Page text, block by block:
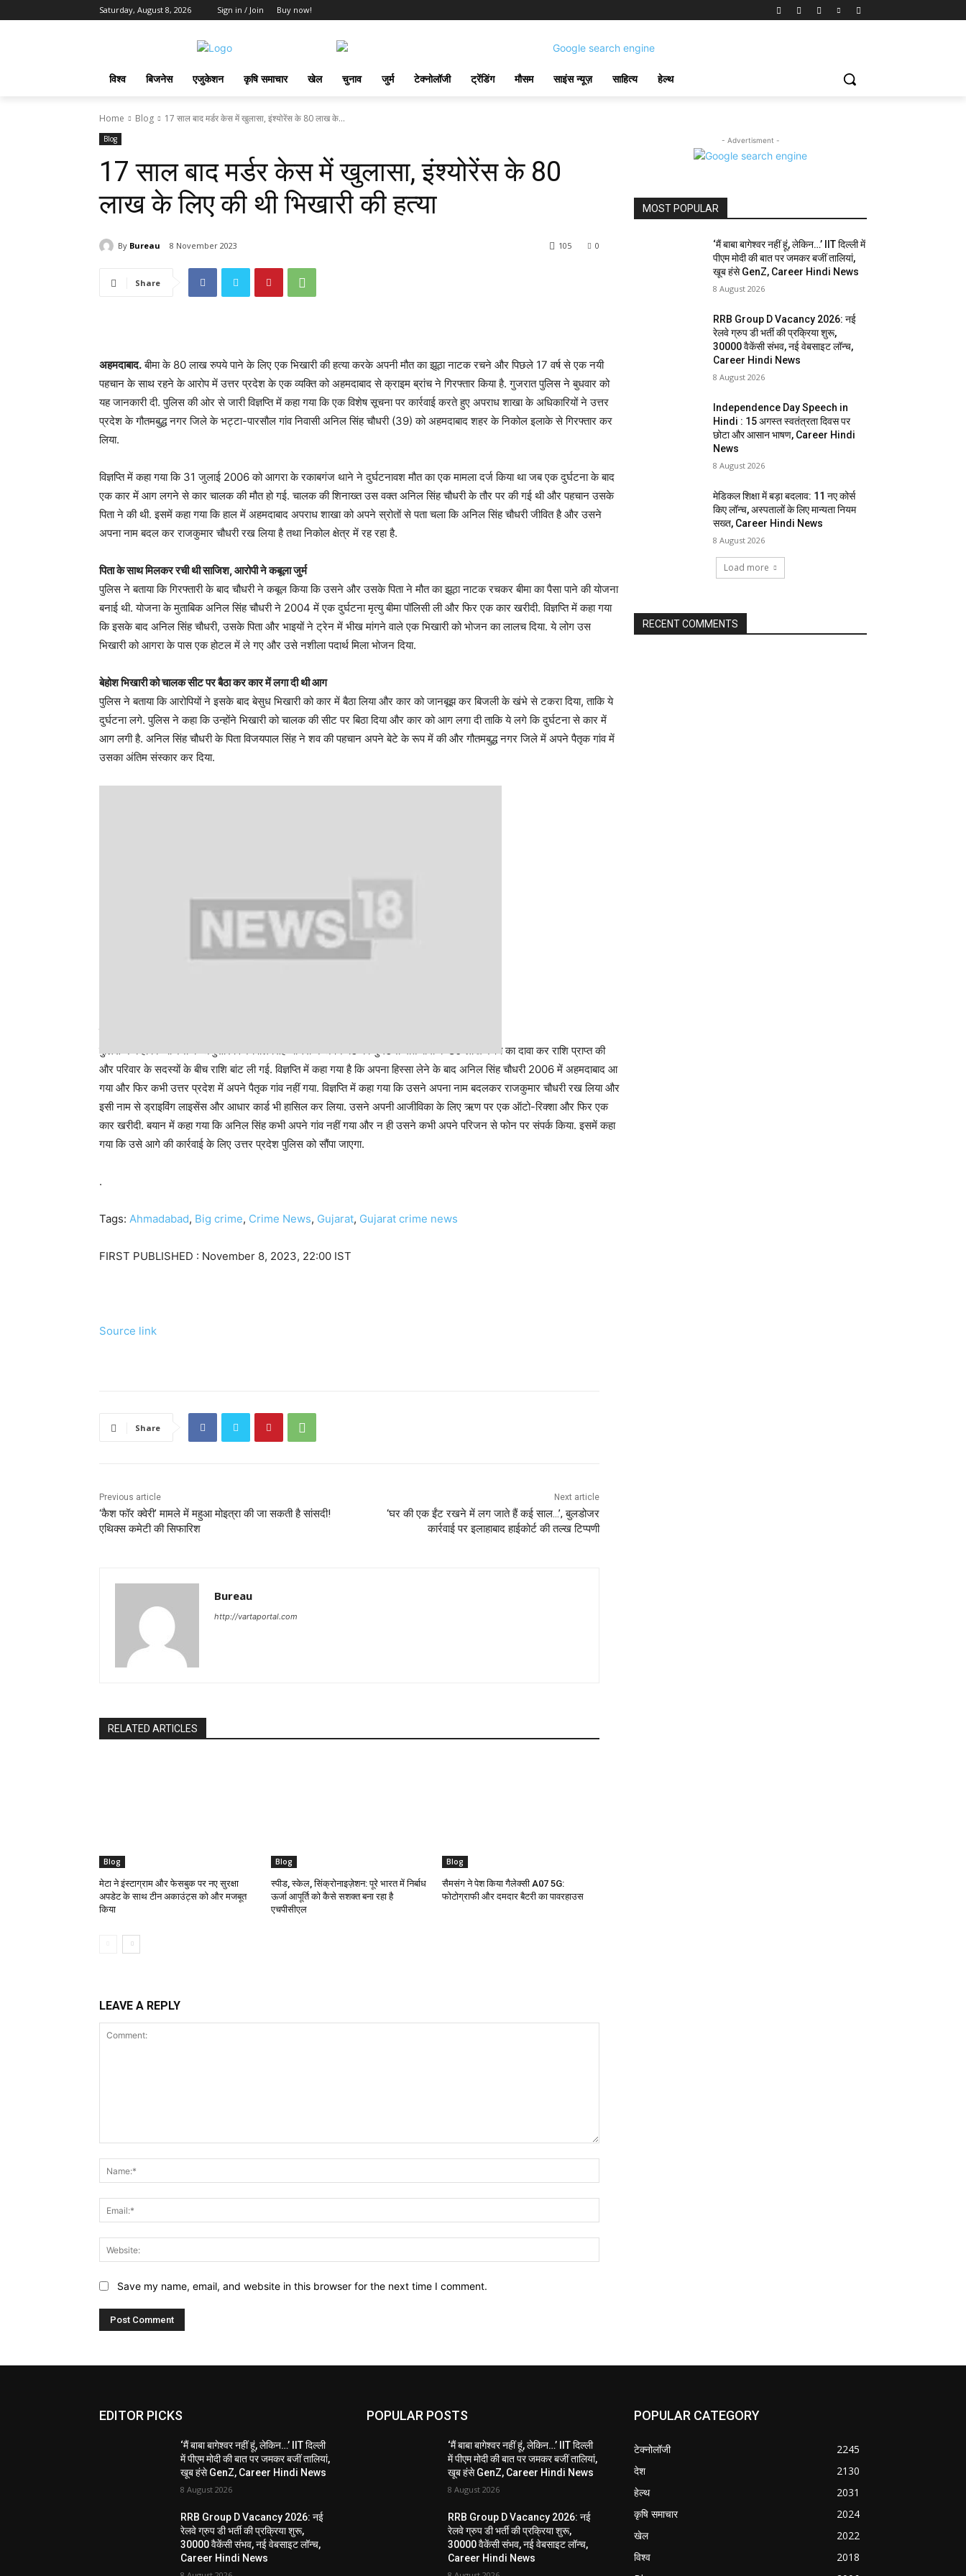
Saturday, August 8, 2026 Sign in / Join Buy now!
विश्व बिजनेस एजुकेशन कृषि समाचार खेल चुनाव जुर्म टेक्नोलॉजी ट्रेंडिंग मौसम साइंस न्यूज़ साहित्य हेल्थ
Home Blog 17 साल बाद मर्डर केस में खुलासा, इंश्योरेंस के 80 लाख के...
Blog
17 साल बाद मर्डर केस में खुलासा, इंश्योरेंस के 80
लाख के लिए की थी भिखारी की हत्‍या
By Bureau 8 November 2023 0
105
Share
अहमदाबाद.बीमा के 80 लाख रुपये पाने के लिए एक भिखारी की हत्या करके अपनी मौत का झूठा नाटक रचने और पिछले 17 वर्ष से एक नयी
पहचान के साथ रहने के आरोप में उत्तर प्रदेश के एक व्यक्ति को अहमदाबाद से क्राइम ब्रांच ने गिरफ्तार किया है. गुजरात पुलिस ने बुधवार को
यह जानकारी दी. पुलिस की ओर से जारी विज्ञप्ति में कहा गया कि एक विशेष सूचना पर कार्रवाई करते हुए अपराध शाखा के अधिकारियों ने उत्तर
प्रदेश के गौतमबुद्ध नगर जिले के भट्टा-पारसौल गांव निवासी अनिल सिंह चौधरी (39) को अहमदाबाद शहर के निकोल इलाके से गिरफ्तार कर
लिया.
विज्ञप्ति में कहा गया कि 31 जुलाई 2006 को आगरा के रकाबगंज थाने ने दुर्घटनावश मौत का एक मामला दर्ज किया था जब एक दुर्घटना के बाद
एक कार में आग लगने से कार चालक की मौत हो गई. चालक की शिनाख्त उस वक्त अनिल सिंह चौधरी के तौर पर की गई थी और पहचान उसके
पिता ने की थी. इसमें कहा गया कि हाल में अहमदाबाद अपराध शाखा को अपने स्रोतों से पता चला कि अनिल सिंह चौधरी जीवित है और उसने
अपना नाम बदल कर राजकुमार चौधरी रख लिया है तथा निकोल क्षेत्र में रह रहा है.
पिता के साथ मिलकर रची थी साजिश, आरोपी ने कबूला जुर्म
पुलिस ने बताया कि गिरफ्तारी के बाद चौधरी ने कबूल किया कि उसने और उसके पिता ने मौत का झूठा नाटक रचकर बीमा का पैसा पाने की योजना
बनाई थी. योजना के मुताबिक अनिल सिंह चौधरी ने 2004 में एक दुर्घटना मृत्यु बीमा पॉलिसी ली और फिर एक कार खरीदी. विज्ञप्ति में कहा गया
कि इसके बाद अनिल सिंह चौधरी, उसके पिता और भाइयों ने ट्रेन में भीख मांगने वाले एक भिखारी को भोजन का लालच दिया. ये लोग उस
भिखारी को आगरा के पास एक होटल में ले गए और उसे नशीला पदार्थ मिला भोजन दिया.
बेहोश भिखारी को चालक सीट पर बैठा कर कार में लगा दी थी आग
पुलिस ने बताया कि आरोपियों ने इसके बाद बेसुध भिखारी को कार में बैठा लिया और कार को जानबूझ कर बिजली के खंभे से टकरा दिया, ताकि ये
दुर्घटना लगे. पुलिस ने कहा कि उन्होंने भिखारी को चालक की सीट पर बिठा दिया और कार को आग लगा दी ताकि ये लगे कि दुर्घटना से कार में
आग लगी है. अनिल सिंह चौधरी के पिता विजयपाल सिंह ने शव की पहचान अपने बेटे के रूप में की और गौतमबुद्ध नगर जिले में अपने पैतृक गांव में
उसका अंतिम संस्कार कर दिया.
पुलिस ने कहा कि योजना के अनुसार विजयपाल सिंह चौधरी ने अपने बेटे की दुर्घटना मौत बीमा के 80 लाख रुपये का दावा कर राशि प्राप्त की
और परिवार के सदस्यों के बीच राशि बांट ली गई. विज्ञप्ति में कहा गया है कि अपना हिस्सा लेने के बाद अनिल सिंह चौधरी 2006 में अहमदाबाद आ
गया और फिर कभी उत्तर प्रदेश में अपने पैतृक गांव नहीं गया. विज्ञप्ति में कहा गया कि उसने अपना नाम बदलकर राजकुमार चौधरी रख लिया और
इसी नाम से ड्राइविंग लाइसेंस और आधार कार्ड भी हासिल कर लिया. उसने अपनी आजीविका के लिए ऋण पर एक ऑटो-रिक्शा और फिर एक
कार खरीदी. बयान में कहा गया कि अनिल सिंह कभी अपने गांव नहीं गया और न ही उसने कभी अपने परिजन से फोन पर संपर्क किया. इसमें कहा
गया कि उसे आगे की कार्रवाई के लिए उत्तर प्रदेश पुलिस को सौंपा जाएगा.
.
Tags: Ahmadabad, Big crime, Crime News, Gujarat, Gujarat crime news
FIRST PUBLISHED : November 8, 2023, 22:00 IST
Source link
Share
Previous article
‘कैश फॉर क्वेरी’ मामले में महुआ मोइत्रा की जा सकती है सांसदी!
एथिक्स कमेटी की सिफारिश
Next article
‘घर की एक ईंट रखने में लग जाते हैं कई साल…’, बुलडोजर
कार्रवाई पर इलाहाबाद हाईकोर्ट की तल्‍ख टिप्पणी
Bureau
http://vartaportal.com
RELATED ARTICLES
Blog
मेटा ने इंस्टाग्राम और फेसबुक पर नए सुरक्षा
अपडेट के साथ टीन अकाउंट्स को और मजबूत
किया
Blog
स्पीड, स्केल, सिंक्रोनाइज़ेशन: पूरे भारत में निर्बाध
ऊर्जा आपूर्ति को कैसे सशक्त बना रहा है
एचपीसीएल
Blog
सैमसंग ने पेश किया गैलेक्सी A07 5G:
फोटोग्राफी और दमदार बैटरी का पावरहाउस
LEAVE A REPLY
Save my name, email, and website in this browser for the next time I comment.
- Advertisment -
MOST POPULAR
‘मैं बाबा बागेश्वर नहीं हूं, लेकिन…’ IIT दिल्ली में
पीएम मोदी की बात पर जमकर बजीं तालियां,
खूब हंसे GenZ, Career Hindi News
8 August 2026
RRB Group D Vacancy 2026: नई
रेलवे ग्रुप डी भर्ती की प्रक्रिया शुरू,
30000 वैकेंसी संभव, नई वेबसाइट लॉन्च,
Career Hindi News
8 August 2026
Independence Day Speech in
Hindi : 15 अगस्त स्वतंत्रता दिवस पर
छोटा और आसान भाषण, Career Hindi
News
8 August 2026
मेडिकल शिक्षा में बड़ा बदलाव: 11 नए कोर्स
किए लॉन्च, अस्पतालों के लिए मान्यता नियम
सख्त, Career Hindi News
8 August 2026
Load more
RECENT COMMENTS
EDITOR PICKS
‘मैं बाबा बागेश्वर नहीं हूं, लेकिन…’ IIT दिल्ली
में पीएम मोदी की बात पर जमकर बजीं तालियां,
खूब हंसे GenZ, Career Hindi News
8 August 2026
RRB Group D Vacancy 2026: नई
रेलवे ग्रुप डी भर्ती की प्रक्रिया शुरू,
30000 वैकेंसी संभव, नई वेबसाइट लॉन्च,
Career Hindi News
POPULAR POSTS
‘मैं बाबा बागेश्वर नहीं हूं, लेकिन…’ IIT दिल्ली
में पीएम मोदी की बात पर जमकर बजीं तालियां,
खूब हंसे GenZ, Career Hindi News
8 August 2026
RRB Group D Vacancy 2026: नई
रेलवे ग्रुप डी भर्ती की प्रक्रिया शुरू,
30000 वैकेंसी संभव, नई वेबसाइट लॉन्च,
Career Hindi News
POPULAR CATEGORY
टेक्नोलॉजी
2245
देश
2130
हेल्थ
2031
कृषि समाचार
2024
खेल
2022
विश्व
2018